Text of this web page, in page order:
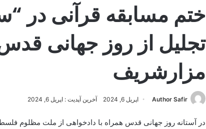
ختم مسابقه قرآنی در
تجلیل از روز جهانی
مزارشریف
Author Safir اپریل 6, 2024 آخرین آپدیت : اپریل 6, 2024
در آستانه روز جهانی قدس همراه با دادخواهی از ملت مظلوم